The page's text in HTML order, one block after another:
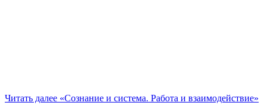
Читать далее «Сознание и система. Работа и взаимодействие»